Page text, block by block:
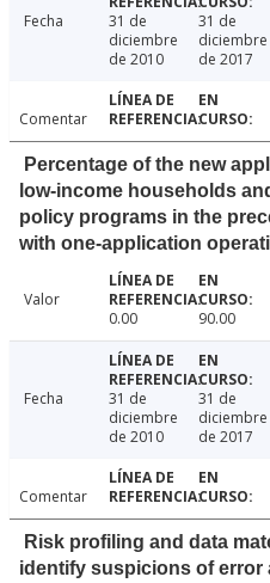
Fecha
31 de
diciembre
de 2010
31 de
diciembre
de 2017
Comentar
Percentage of the new
low-income households
policy programs in the
with one-application
Valor
0.00
90.00
Fecha
31 de
diciembre
de 2010
31 de
diciembre
de 2017
Comentar
Risk profiling and data
identify suspicions of error